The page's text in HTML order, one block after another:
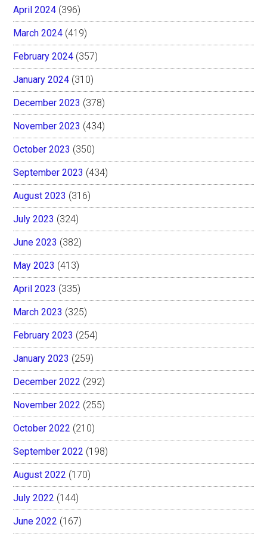
April 2024 (396)
March 2024 (419)
February 2024 (357)
January 2024 (310)
December 2023 (378)
November 2023 (434)
October 2023 (350)
September 2023 (434)
August 2023 (316)
July 2023 (324)
June 2023 (382)
May 2023 (413)
April 2023 (335)
March 2023 (325)
February 2023 (254)
January 2023 (259)
December 2022 (292)
November 2022 (255)
October 2022 (210)
September 2022 (198)
August 2022 (170)
July 2022 (144)
June 2022 (167)